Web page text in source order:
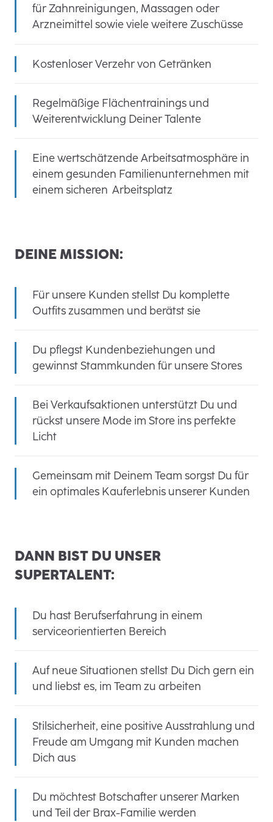
für Zahnreinigungen, Massagen oder
Arzneimittel sowie viele weitere Zuschüsse
Kostenloser Verzehr von Getränken
Regelmäßige Flächentrainings und
Weiterentwicklung Deiner Talente
Eine wertschätzende Arbeitsatmosphäre in
einem gesunden Familienunternehmen mit
einem sicheren Arbeitsplatz
DEINE MISSION:
Für unsere Kunden stellst Du komplette
Outfits zusammen und berätst sie
Du pflegst Kundenbeziehungen und
gewinnst Stammkunden für unsere Stores
Bei Verkaufsaktionen unterstützt Du und
rückst unsere Mode im Store ins perfekte
Licht
Gemeinsam mit Deinem Team sorgst Du für
ein optimales Kauferlebnis unserer Kunden
DANN BIST DU UNSER
SUPERTALENT:
Du hast Berufserfahrung in einem
serviceorientierten Bereich
Auf neue Situationen stellst Du Dich gern ein
und liebst es, im Team zu arbeiten
Stilsicherheit, eine positive Ausstrahlung und
Freude am Umgang mit Kunden machen
Dich aus
Du möchtest Botschafter unserer Marken
und Teil der Brax-Familie werden